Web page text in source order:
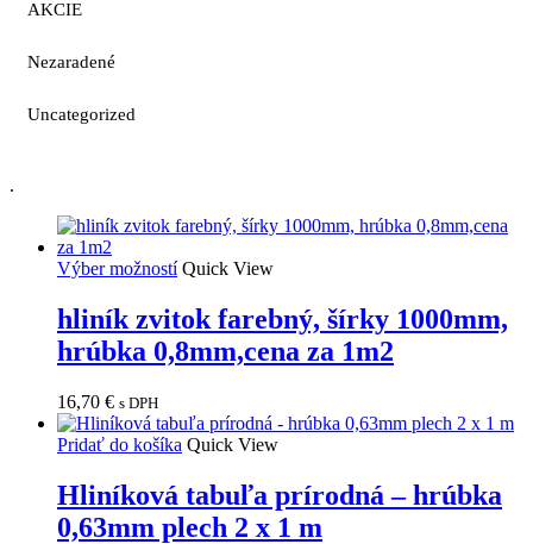
AKCIE
Nezaradené
Uncategorized
.
Výber možností Quick View
hliník zvitok farebný, šírky 1000mm,
hrúbka 0,8mm,cena za 1m2
16,70 € s DPH
Pridať do košíka Quick View
Hliníková tabuľa prírodná – hrúbka
0,63mm plech 2 x 1 m